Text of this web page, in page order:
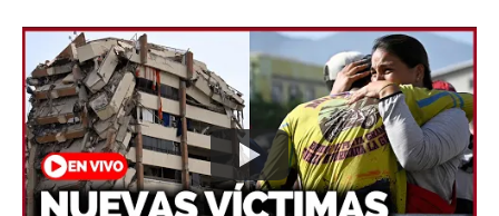
Pregunta de hoy
Blogs
Tendencias
Lujo